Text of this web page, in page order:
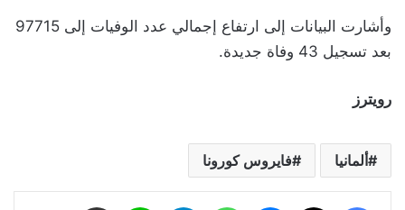
وأشارت البيانات إلى ارتفاع إجمالي عدد الوفيات إلى 97715
بعد تسجيل 43 وفاة جديدة.
رويترز
ألمانيا فايروس كورونا
فيسبوك ماسنجر واتساب تيلقرام لاين